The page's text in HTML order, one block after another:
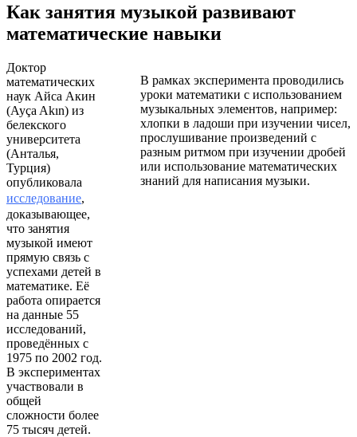
Как занятия музыкой развивают
математические навыки
Доктор
математических
наук Айса Акин
(Ayça Akın) из
белекского
университета
(Анталья,
Турция)
опубликовала
исследование,
доказывающее,
что занятия
музыкой имеют
прямую связь с
успехами детей в
математике. Её
работа опирается
на данные 55
исследований,
проведённых с
1975 по 2002 год.
В экспериментах
участвовали в
общей
сложности более
75 тысяч детей.
В рамках эксперимента проводились
уроки математики с использованием
музыкальных элементов, например:
хлопки в ладоши при изучении чисел,
прослушивание произведений с
разным ритмом при изучении дробей
или использование математических
знаний для написания музыки.